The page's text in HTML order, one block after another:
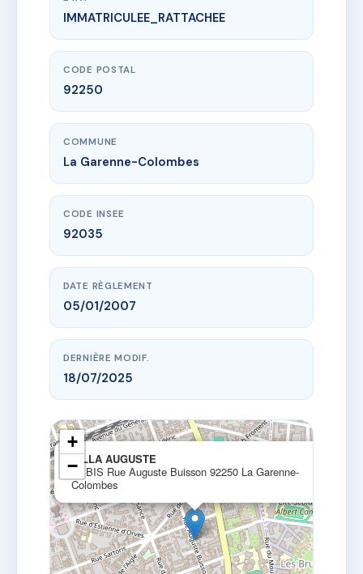
www.vme.plus/AC6440135
VILLA AUGUSTE
35bis Rue Auguste Buisson
92250 La Garenne-Colombes
IMMATRICULEE_RATTACHEE
CODE POSTAL
92250
COMMUNE
La Garenne-Colombes
CODE INSEE
92035
DATE RÈGLEMENT
05/01/2007
DERNIÈRE MODIF.
18/07/2025
VILLA AUGUSTE
35 BIS Rue Auguste Buisson 92250 La Garenne-
Colombes
+
−